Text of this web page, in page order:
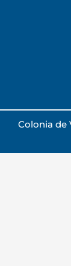
Colonia de